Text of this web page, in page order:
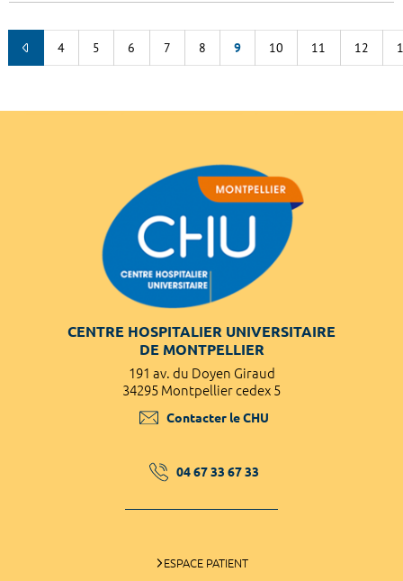
4 5 6 7 8 9 10 11 12
CENTRE HOSPITALIER UNIVERSITAIRE
DE MONTPELLIER
191 av. du Doyen Giraud
34295 Montpellier cedex 5
Contacter le CHU
04 67 33 67 33
ESPACE PATIENT